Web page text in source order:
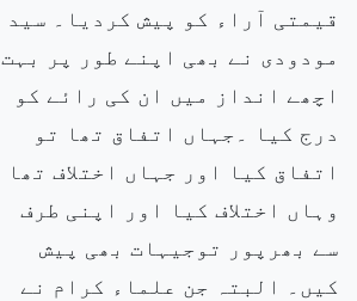
قیمتی آراء کو پیش کردیا۔ سید
مودودی نے بھی اپنے طور پر بہت
اچھے انداز میں ان کی رائے کو
درج کیا ۔جہاں اتفاق تھا تو
اتفاق کیا اور جہاں اختلاف تھا
وہاں اختلاف کیا اور اپنی طرف
سے بھرپور توجیہات بھی پیش
کیں۔ البتہ جن علماء کرام نے